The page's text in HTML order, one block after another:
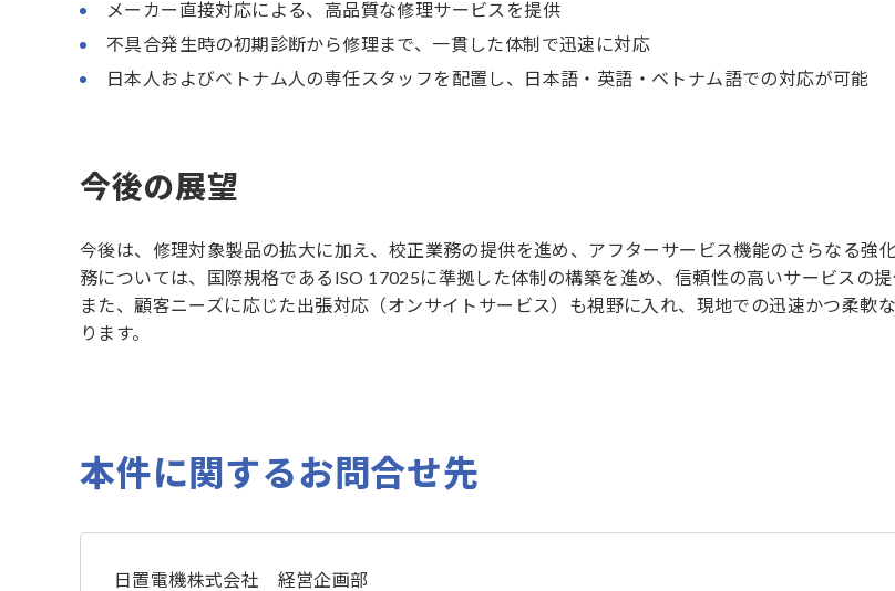
メーカー直接対応による、高品質な修理サービスを提供
不具合発生時の初期診断から修理まで、一貫した体制で迅速に対応
日本人およびベトナム人の専任スタッフを配置し、日本語・英語・ベトナム語での対応が可能
今後の展望
今後は、修理対象製品の拡大に加え、校正業務の提供を進め、アフターサービス機能のさらなる強
務については、国際規格であるISO 17025に準拠した体制の構築を進め、信頼性の高いサービスの提
また、顧客ニーズに応じた出張対応（オンサイトサービス）も視野に入れ、現地での迅速かつ柔軟
ります。
本件に関するお問合せ先
日置電機株式会社 経営企画部